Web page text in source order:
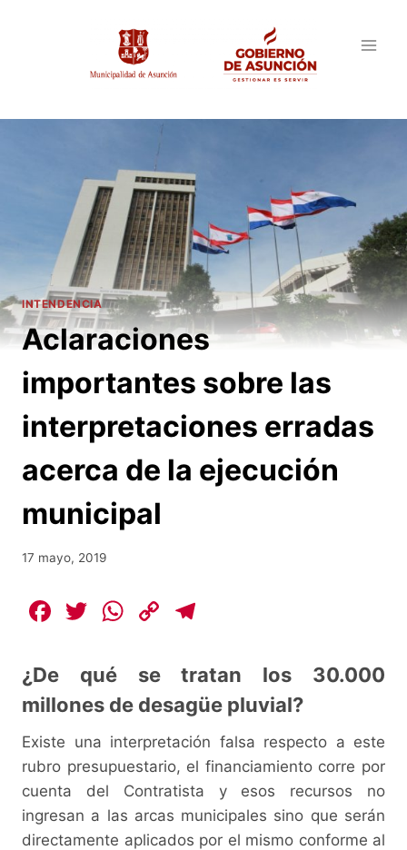
INTENDENCIA
Aclaraciones
importantes sobre las
interpretaciones erradas
acerca de la ejecución
municipal
17 mayo, 2019
F
c
e
o
o
k
T
itt
er
W
at
s
p
p
C
p
y
Li
n
k
e
gr
m
¿De qué se tratan los 30.000
millones de desagüe pluvial?
Existe una interpretación falsa respecto a este
rubro presupuestario, el financiamiento corre por
cuenta del Contratista y esos recursos no
ingresan a las arcas municipales sino que serán
directamente aplicados por el mismo conforme al